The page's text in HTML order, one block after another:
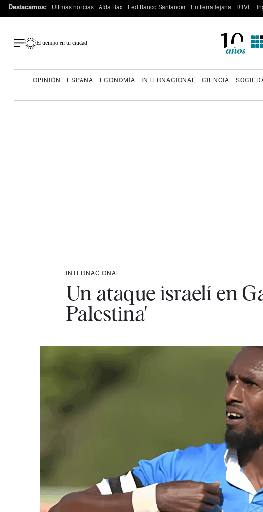
Destacamos: Últimas noticias Aída Bao Fed Banco Santander En tierra lejana RTVE
El tiempo en tu ciudad
OPINIÓN ESPAÑA ECONOMÍA INTERNACIONAL CIENCIA
INTERNACIONAL
Un ataque israelí en
Palestina'